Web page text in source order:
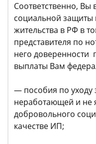
Соответственно, Вы
социальной защиты
жительства в РФ в
представителя по
него доверенности
выплаты Вам
— пособия по уходу
неработающей и не
добровольного
качестве ИП;